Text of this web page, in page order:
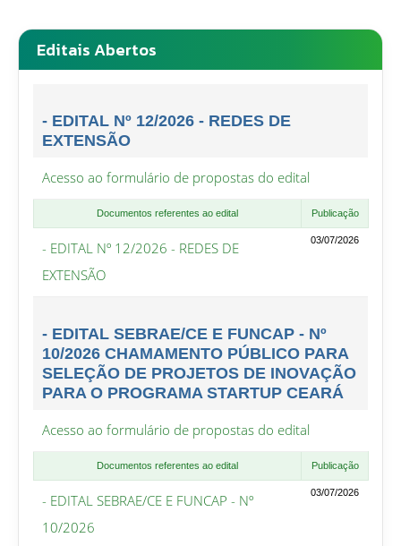
Editais Abertos
- EDITAL Nº 12/2026 - REDES DE
EXTENSÃO
Acesso ao formulário de propostas do edital
Documentos referentes ao edital Publicação
- EDITAL Nº 12/2026 - REDES DE
EXTENSÃO
03/07/2026
- EDITAL SEBRAE/CE E FUNCAP - Nº
10/2026 CHAMAMENTO PÚBLICO PARA
SELEÇÃO DE PROJETOS DE INOVAÇÃO
PARA O PROGRAMA STARTUP CEARÁ
Acesso ao formulário de propostas do edital
Documentos referentes ao edital Publicação
- EDITAL SEBRAE/CE E FUNCAP - Nº
10/2026
03/07/2026